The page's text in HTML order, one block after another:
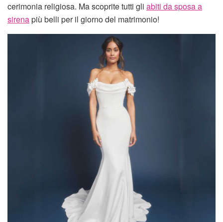
cerimonia religiosa. Ma scoprite tutti gli abiti da sposa a
sirenapiù belli per il giorno del matrimonio!